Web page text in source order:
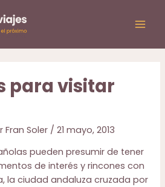
para visitar
Fran Soler /21 mayo, 2013
pueden presumir de tener
de interés y rincones con
la ciudad andaluza cruzada por